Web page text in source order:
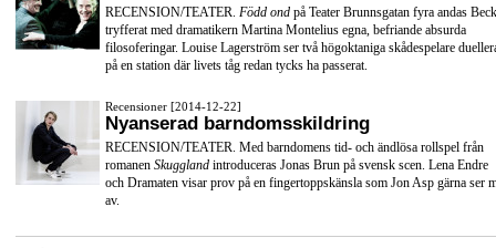
RECENSION/TEATER. Född ond på Teater Brunnsgatan fyra andas
tryfferat med dramatikern Martina Montelius egna, befriande absurda
filosoferingar. Louise Lagerström ser två högoktaniga skådespelare
på en station där livets tåg redan tycks ha passerat.
Recensioner [2014-12-22]
Nyanserad barndomsskildring
RECENSION/TEATER. Med barndomens tid- och ändlösa rollspel från
romanen Skuggland introduceras Jonas Brun på svensk scen. Lena Endre
och Dramaten visar prov på en fingertoppskänsla som Jon Asp gärna ser
av.